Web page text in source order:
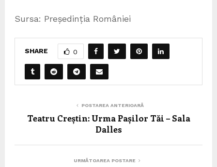
Sursa: Președinția României
SHARE 0
POSTAREA ANTERIOARĂ
Teatru Creștin: Urma Pașilor Tăi – Sala
Dalles
URMĂTOAREA POSTARE